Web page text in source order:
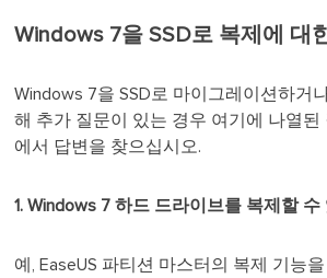
Windows 7을 SSD로 복제에 대
Windows 7을 SSD로 마이그레이션하거
해 추가 질문이 있는 경우 여기에 나열된
에서 답변을 찾으십시오.
1. Windows 7 하드 드라이브를 복제할 수
예, EaseUS 파티션 마스터의 복제 기능